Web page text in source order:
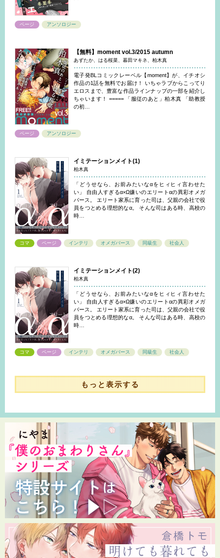
ページ アンソロジー
【無料】moment vol.3/2015 autumn
あずたか、はる桜菜、暮田マキネ、柏木真
電子発BLコミックレーベル【moment】が、イチオシ
作品の1話を無料でお届け！ いちゃラブからこってり
エロスまで、豊富な作品ラインナップの一部を紹介し
ちゃいます！ ===== 「服従のあと」柏木真 「助教授
の初…
ページ アンソロジー
イミテーションメイト(1)
柏木真
「どうせなら、お前みたいなαをヒィヒィ言わせた
い」 自由人すぎるα×Ω嫌いのエリートαの異彩オメガ
バース。 エリート家系に育った司は、父親の会社で役
員をつとめる理想的なα。 そんな司はある時、高校の
時…
コマ ページ インテリ オメガバース 同級生 社会人
イミテーションメイト(2)
柏木真
「どうせなら、お前みたいなαをヒィヒィ言わせた
い」 自由人すぎるα×Ω嫌いのエリートαの異彩オメガ
バース。 エリート家系に育った司は、父親の会社で役
員をつとめる理想的なα。 そんな司はある時、高校の
時…
コマ ページ インテリ オメガバース 同級生 社会人
もっと表示する